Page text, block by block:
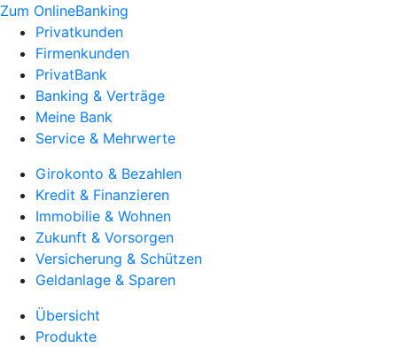
Zum OnlineBanking
Privatkunden
Firmenkunden
PrivatBank
Banking & Verträge
Meine Bank
Service & Mehrwerte
Girokonto & Bezahlen
Kredit & Finanzieren
Immobilie & Wohnen
Zukunft & Vorsorgen
Versicherung & Schützen
Geldanlage & Sparen
Übersicht
Produkte